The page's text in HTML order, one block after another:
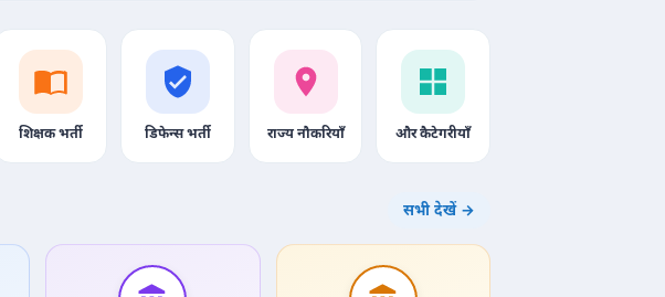
शिक्षक भर्ती डिफेन्स भर्ती राज्य नौकरियाँ और कैटेगरीयाँ
सभी देखें →